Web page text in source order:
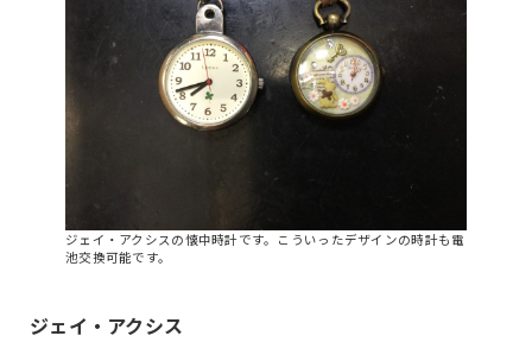
ジェイ・アクシスの懐中時計です。こういったデザインの時計も電
池交換可能です。
ジェイ・アクシス